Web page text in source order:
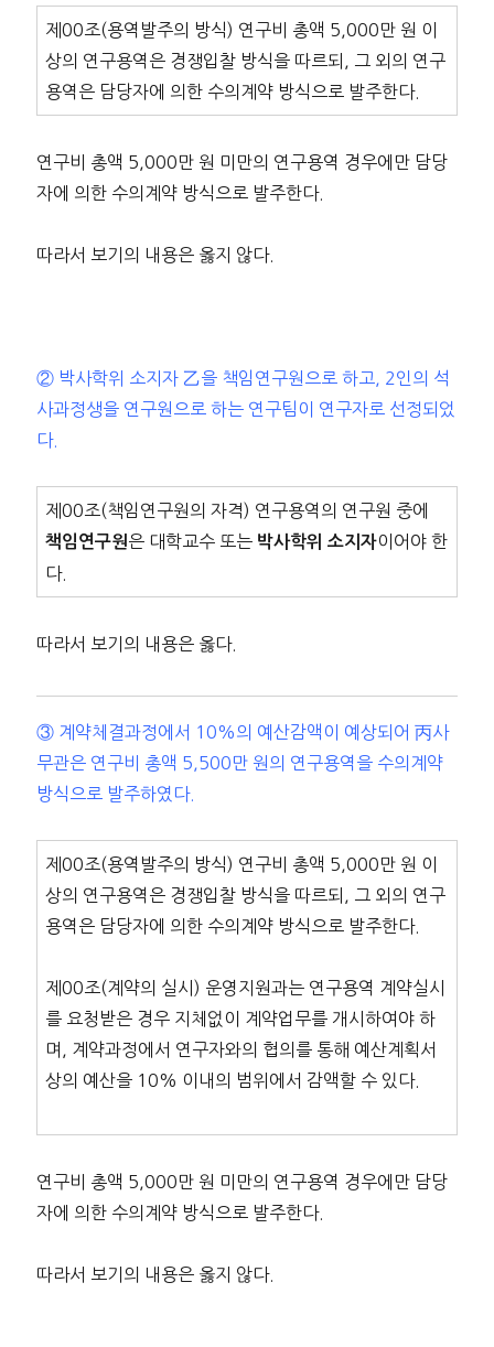
제00조(용역발주의 방식) 연구비 총액 5,000만 원 이
상의 연구용역은 경쟁입찰 방식을 따르되, 그 외의 연구
용역은 담당자에 의한 수의계약 방식으로 발주한다.
연구비 총액 5,000만 원 미만의 연구용역 경우에만 담당
자에 의한 수의계약 방식으로 발주한다.
따라서 보기의 내용은 옳지 않다.
② 박사학위 소지자 乙을 책임연구원으로 하고, 2인의 석
사과정생을 연구원으로 하는 연구팀이 연구자로 선정되었
다.
제00조(책임연구원의 자격) 연구용역의 연구원 중에
책임연구원 은 대학교수 또는 박사학위 소지자이어야 한
다.
따라서 보기의 내용은 옳다.
③ 계약체결과정에서 10%의 예산감액이 예상되어 丙사
무관은 연구비 총액 5,500만 원의 연구용역을 수의계약
방식으로 발주하였다.
제00조(용역발주의 방식) 연구비 총액 5,000만 원 이
상의 연구용역은 경쟁입찰 방식을 따르되, 그 외의 연구
용역은 담당자에 의한 수의계약 방식으로 발주한다.
제00조(계약의 실시) 운영지원과는 연구용역 계약실시
를 요청받은 경우 지체없이 계약업무를 개시하여야 하
며, 계약과정에서 연구자와의 협의를 통해 예산계획서
상의 예산을 10% 이내의 범위에서 감액할 수 있다.
연구비 총액 5,000만 원 미만의 연구용역 경우에만 담당
자에 의한 수의계약 방식으로 발주한다.
따라서 보기의 내용은 옳지 않다.